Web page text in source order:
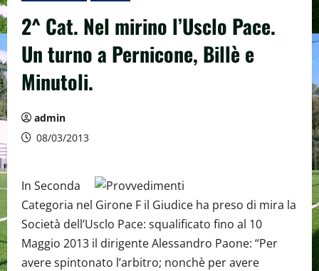
2^ Cat. Nel mirino l’Usclo Pace.
Un turno a Pernicone, Billè e
Minutoli.
admin
08/03/2013
In Seconda
Categoria nel Girone F il Giudice ha preso di mira la
Società dell’Usclo Pace: squalificato fino al 10
Maggio 2013 il dirigente Alessandro Paone: “Per
avere spintonato l’arbitro; nonchè per avere